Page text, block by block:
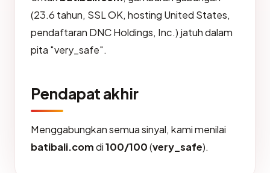
(23.6 tahun, SSL OK, hosting United States,
pendaftaran DNC Holdings, Inc.) jatuh dalam
pita "very_safe".
Pendapat akhir
Menggabungkan semua sinyal, kami menilai
batibali.comdi100/100(very_safe).